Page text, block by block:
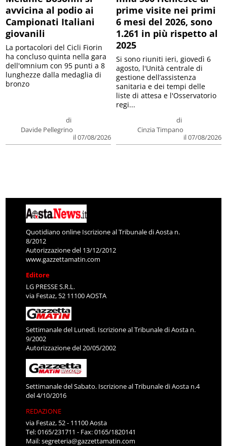
avvicina al podio ai
Campionati Italiani
giovanili
di
Davide Pellegrino
il 07/08/2026
La portacolori del Cicli Fiorin
ha concluso quinta nella gara
dell'omnium con 95 punti a 8
lunghezze dalla medaglia di
bronzo
prime visite nei primi
6 mesi del 2026, sono
1.261 in più rispetto al
2025
di
Cinzia Timpano
il 07/08/2026
Si sono riuniti ieri, giovedì 6
agosto, l'Unità centrale di
gestione dell’assistenza
sanitaria e dei tempi delle
liste di attesa e l'Osservatorio
regi...
Quotidiano online Iscrizione al Tribunale di Aosta n.
8/2012
Autorizzazione del 13/12/2012
www.gazzettamatin.com
Editore
LG PRESSE S.R.L.
via Festaz, 52 11100 AOSTA
Settimanale del Lunedì. Iscrizione al Tribunale di Aosta n.
9/2002
Autorizzazione del 20/05/2002
Settimanale del Sabato. Iscrizione al Tribunale di Aosta n.4
del 4/10/2016
REDAZIONE
via Festaz, 52 - 11100 Aosta
Tel: 0165/231711 - Fax: 0165/1820141
Mail:segreteria@gazzettamatin.com